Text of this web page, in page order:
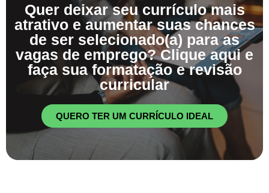
Quer deixar seu currículo mais
atrativo e aumentar suas chances
de ser selecionado(a) para as
vagas de emprego? Clique aqui e
faça sua formatação e revisão
curricular
QUERO TER UM CURRÍCULO IDEAL